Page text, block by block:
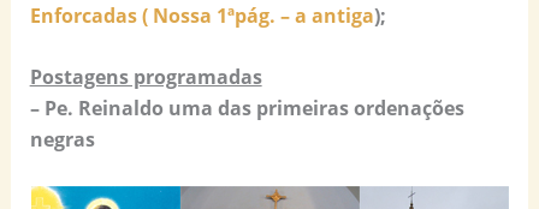
Enforcadas ( Nossa 1ªpág. – a antiga);
Postagens programadas
– Pe. Reinaldo uma das primeiras ordenações
negras